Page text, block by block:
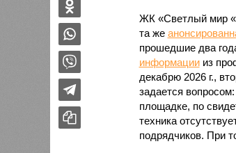
ЖК «Светлый мир
та же
прошедшие два
информациииз
декабрю 2026 г.,
задается
площадке, по
техника
подрядчиков. При